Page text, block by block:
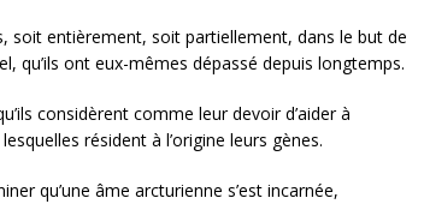
soit entièrement, soit partiellement, dans le but de
qu’ils ont eux-mêmes dépassé depuis longtemps.
considèrent comme leur devoir d’aider à
résident à l’origine leurs gènes.
qu’une âme arcturienne s’est incarnée,